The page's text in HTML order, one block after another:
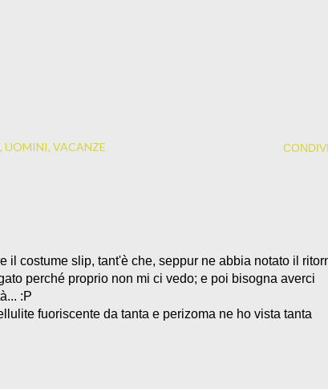
UOMINI VACANZE
il costume slip, tant'è che, seppur ne abbia notato il
perché proprio non mi ci vedo; e poi bisogna averci
:P
fuoriscente da tanta e perizoma ne ho vista tanta